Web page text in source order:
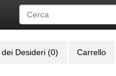
dei Desideri (0) Carrello